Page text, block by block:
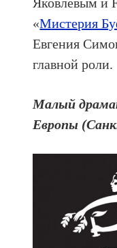
«Мистерия
Евгения
главной роли.
Малый
Европы